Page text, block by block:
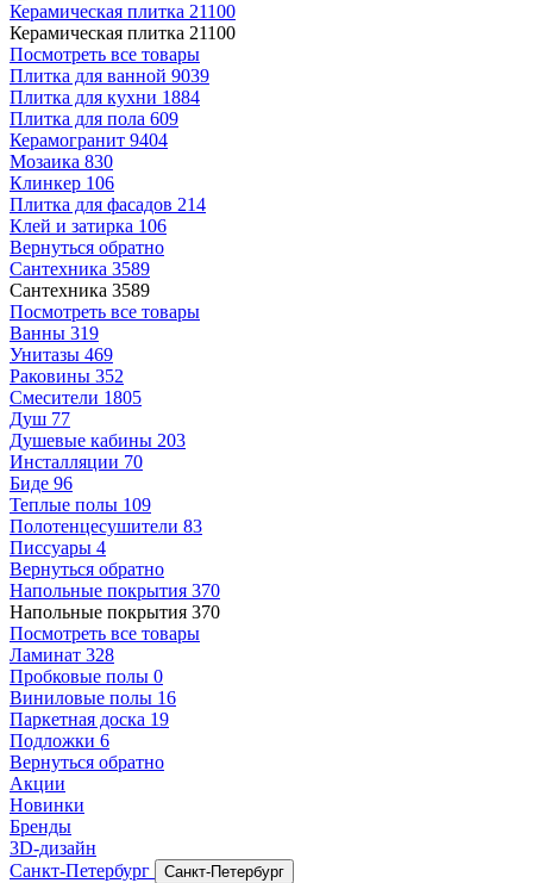
Керамическая плитка 21100
Керамическая плитка 21100
Посмотреть все товары
Плитка для ванной 9039
Плитка для кухни 1884
Плитка для пола 609
Керамогранит 9404
Мозаика 830
Клинкер 106
Плитка для фасадов 214
Клей и затирка 106
Вернуться обратно
Сантехника 3589
Сантехника 3589
Посмотреть все товары
Ванны 319
Унитазы 469
Раковины 352
Смесители 1805
Душ 77
Душевые кабины 203
Инсталляции 70
Биде 96
Теплые полы 109
Полотенцесушители 83
Писсуары 4
Вернуться обратно
Напольные покрытия 370
Напольные покрытия 370
Посмотреть все товары
Ламинат 328
Пробковые полы 0
Виниловые полы 16
Паркетная доска 19
Подложки 6
Вернуться обратно
Акции
Новинки
Бренды
3D-дизайн
Санкт-Петербург
Санкт-Петербург